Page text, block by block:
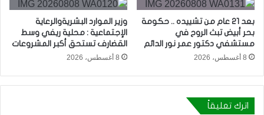
بعد 21 عام من تشييده .. حكومة
بحر أبيض تبث الروح في
مستشفي دكتور عمر نور الدائم
8 أغسطس، 2026
وزير الموارد البشريةوالرعاية
الإجتماعية : محلية ريفي وسط
القضارف تستحق أكبر المشروعات
8 أغسطس، 2026
اترك تعليقاً